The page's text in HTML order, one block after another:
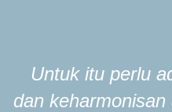
Untuk itu perlu
dan